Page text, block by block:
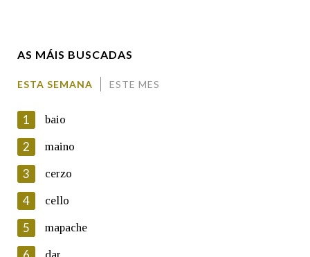
En cumprimento da normativa vixente en materia de
Protección de Datos de Carácter Persoal, a Real Academia
Galega informa a aqueles usuarios que faciliten o seu correo
electrónico, así como calquera outra información de carácter
persoal, que estes datos serán obxecto de tratamento
automatizado de carácter confidencial e incorporados aos seus
AS MÁIS BUSCADAS
ESTA SEMANA ESTE MES
1 baio
2 maino
3 cerzo
4 cello
5 mapache
dar